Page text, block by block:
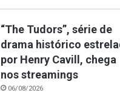
“The Tudors”, série de
drama histórico
por Henry Cavill, chega
nos streamings
06/08/2026